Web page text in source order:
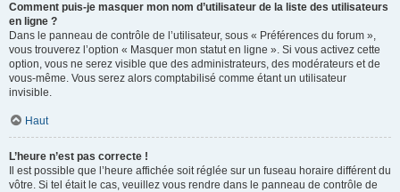
Comment puis-je masquer mon nom d’utilisateur de la liste des utilisateurs
en ligne ?
Dans le panneau de contrôle de l’utilisateur, sous « Préférences du forum »,
vous trouverez l’option « Masquer mon statut en ligne ». Si vous activez cette
option, vous ne serez visible que des administrateurs, des modérateurs et de
vous-même. Vous serez alors comptabilisé comme étant un utilisateur
invisible.
Haut
L’heure n’est pas correcte !
Il est possible que l’heure affichée soit réglée sur un fuseau horaire différent du
vôtre. Si tel était le cas, veuillez vous rendre dans le panneau de contrôle de